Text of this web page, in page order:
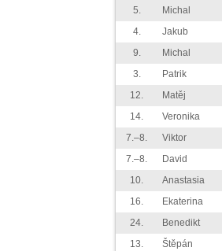
5.
Michal
4.
Jakub
9.
Michal
3.
Patrik
12.
Matěj
14.
Veronika
7.–8.
Viktor
7.–8.
David
10.
Anastasia
16.
Ekaterina
24.
Benedikt
13.
Štěpán